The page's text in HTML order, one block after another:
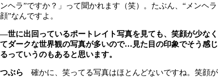
ンヘラ”ですか？」って聞かれます（笑）。たぶん、“メンヘラ
顔”なんですよ。
―世に出回っているポートレイト写真を見ても、笑顔が少なく
てダークな世界観の写真が多いので…見た目の印象でそう感じ
るっていうのもあると思います。
つぶら
確かに、笑ってる写真はほとんどないですね。笑顔が